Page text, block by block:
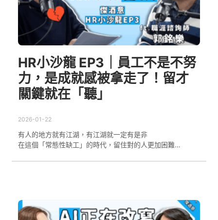
HR小沙龍 EP3｜員工不是不努
力，是成就感被拿走了！留才
關鍵就在「聽」
2026-01-22
有人的地方就有江湖，有江湖就一定有是非
在這個「常態性缺工」的時代，留住對的人更加困難…